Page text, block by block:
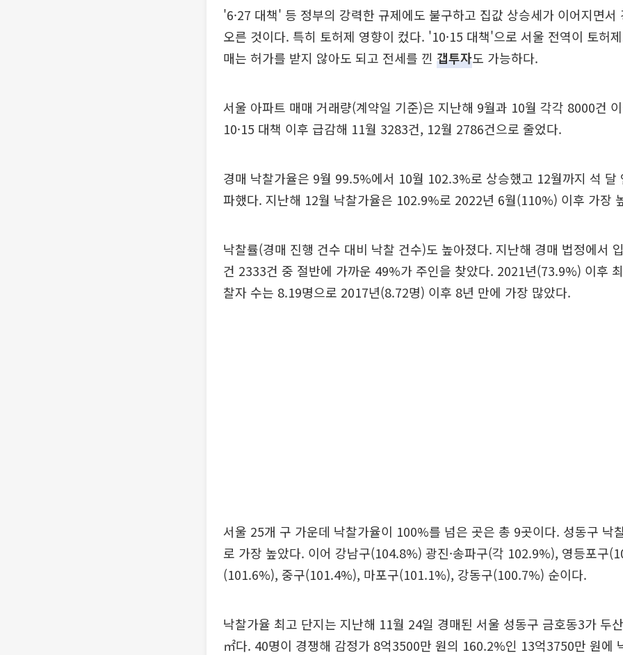
'6·27 대책' 등 정부의 강력한 규제에도 불구하고 집값 상승세가 이어지면서
오른 것이다. 특히 토허제 영향이 컸다. '10·15 대책'으로 서울 전역이 토허
매는 허가를 받지 않아도 되고 전세를 낀 갭투자도 가능하다.
서울 아파트 매매 거래량(계약일 기준)은 지난해 9월과 10월 각각 8000건
10·15 대책 이후 급감해 11월 3283건, 12월 2786건으로 줄었다.
경매 낙찰가율은 9월 99.5%에서 10월 102.3%로 상승했고 12월까지 석 달
파했다. 지난해 12월 낙찰가율은 102.9%로 2022년 6월(110%) 이후 가장
낙찰률(경매 진행 건수 대비 낙찰 건수)도 높아졌다. 지난해 경매 법정에서
건 2333건 중 절반에 가까운 49%가 주인을 찾았다. 2021년(73.9%) 이후
찰자 수는 8.19명으로 2017년(8.72명) 이후 8년 만에 가장 많았다.
서울 25개 구 가운데 낙찰가율이 100%를 넘은 곳은 총 9곳이다. 성동구 낙
로 가장 높았다. 이어 강남구(104.8%) 광진·송파구(각 102.9%), 영등포구
(101.6%), 중구(101.4%), 마포구(101.1%), 강동구(100.7%) 순이다.
낙찰가율 최고 단지는 지난해 11월 24일 경매된 서울 성동구 금호동3가 두
㎡다. 40명이 경쟁해 감정가 8억3500만 원의 160.2%인 13억3750만 원에